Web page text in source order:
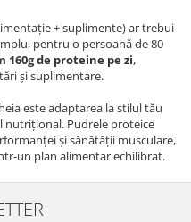
+ suplimente) ar trebui
pentru o persoană de 80
160g de proteine pe zi,
și suplimentare.
este adaptarea la stilul tău
nutrițional. Pudrele proteice
și sănătății musculare,
un plan alimentar echilibrat.